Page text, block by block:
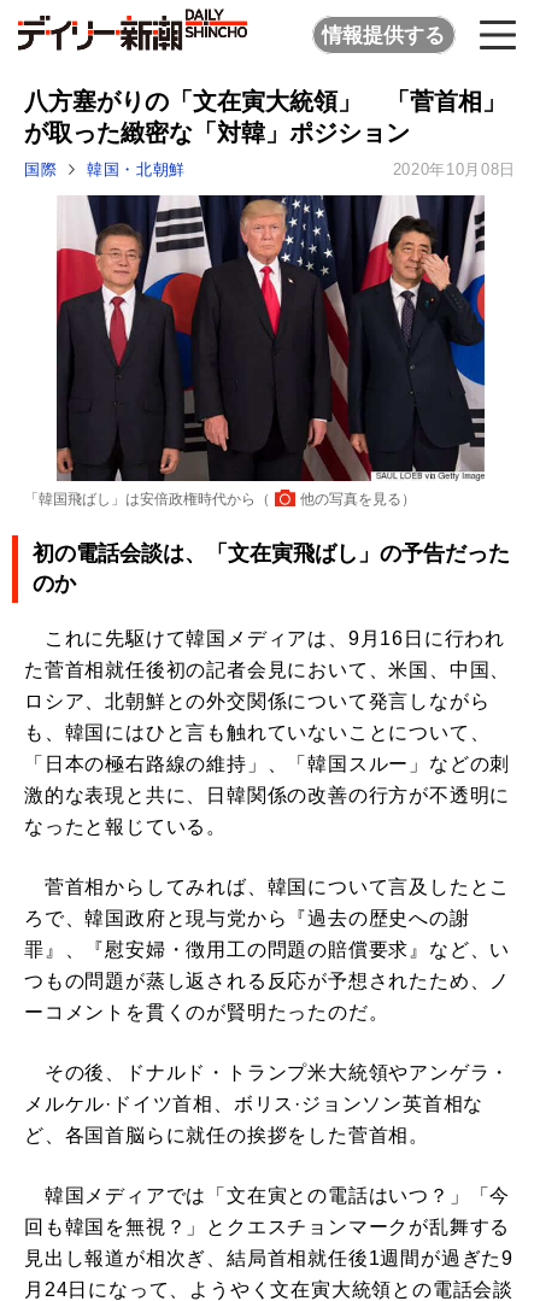
情報提供する
八方塞がりの「文在寅大統領」 「菅首相」
が取った緻密な「対韓」ポジション
国際 韓国・北朝鮮 2020年10月08日
「韓国飛ばし」は安倍政権時代から（ 他の写真を見る ）
初の電話会談は、「文在寅飛ばし」の予告だった
のか
これに先駆けて韓国メディアは、9月16日に行われ
た菅首相就任後初の記者会見において、米国、中国、
ロシア、北朝鮮との外交関係について発言しながら
も、韓国にはひと言も触れていないことについて、
「日本の極右路線の維持」、「韓国スルー」などの刺
激的な表現と共に、日韓関係の改善の行方が不透明に
なったと報じている。
菅首相からしてみれば、韓国について言及したとこ
ろで、韓国政府と現与党から『過去の歴史への謝
罪』、『慰安婦・徴用工の問題の賠償要求』など、い
つもの問題が蒸し返される反応が予想されたため、ノ
ーコメントを貫くのが賢明たったのだ。
その後、ドナルド・トランプ米大統領やアンゲラ・
メルケル·ドイツ首相、ボリス·ジョンソン英首相な
ど、各国首脳らに就任の挨拶をした菅首相。
韓国メディアでは「文在寅との電話はいつ？」「今
回も韓国を無視？」とクエスチョンマークが乱舞する
見出し報道が相次ぎ、結局首相就任後1週間が過ぎた9
月24日になって、ようやく文在寅大統領との電話会談